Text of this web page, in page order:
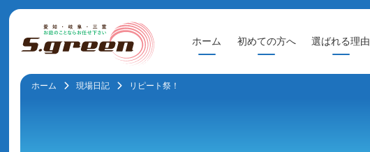
to
ホーム 初めての方へ 選ばれる理由
ホーム 現場日記 リピート祭！